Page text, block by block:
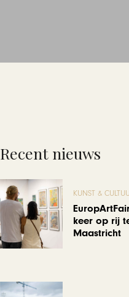
Recent nieuws
KUNST &
keer op rij
Maastricht